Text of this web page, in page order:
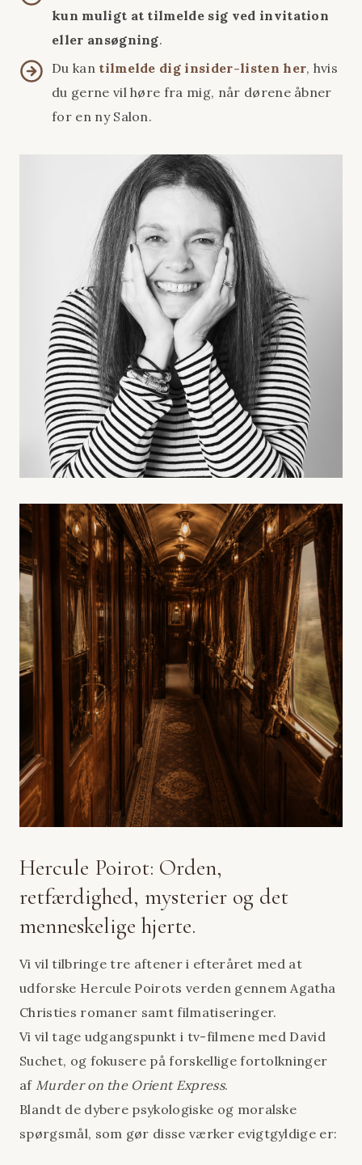
kun muligt at tilmelde sig ved invitation
eller ansøgning.
Du kan tilmelde dig insider-listen her, hvis
du gerne vil høre fra mig, når dørene åbner
for en ny Salon.
Hercule Poirot: Orden,
retfærdighed, mysterier og det
menneskelige hjerte.
Vi vil tilbringe tre aftener i efteråret med at
udforske Hercule Poirots verden gennem Agatha
Christies romaner samt filmatiseringer.
Vi vil tage udgangspunkt i tv-filmene med David
Suchet, og fokusere på forskellige fortolkninger
af Murder on the Orient Express.
Blandt de dybere psykologiske og moralske
spørgsmål, som gør disse værker evigtgyldige er: